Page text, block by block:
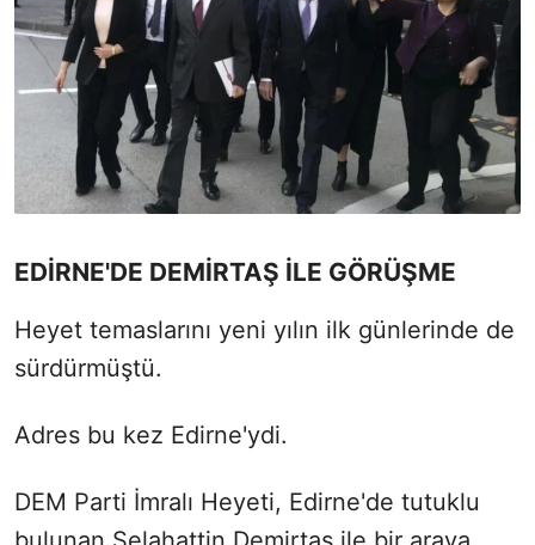
EDİRNE'DE DEMİRTAŞ İLE GÖRÜŞME
Heyet temaslarını yeni yılın ilk günlerinde de
sürdürmüştü.
Adres bu kez Edirne'ydi.
DEM Parti İmralı Heyeti, Edirne'de tutuklu